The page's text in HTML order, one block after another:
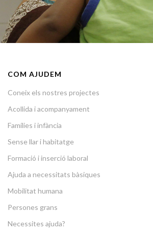
COM AJUDEM
Coneix els nostres projectes
Acollida i acompanyament
Famílies i infància
Sense llar i habitatge
Formació i inserció laboral
Ajuda a necessitats bàsiques
Mobilitat humana
Persones grans
Necessites ajuda?